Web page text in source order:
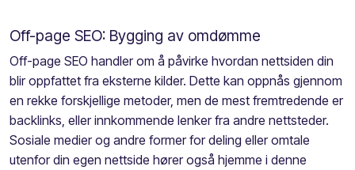
Off-page SEO: Bygging av omdømme
Off-page SEO handler om å påvirke hvordan nettsiden din
blir oppfattet fra eksterne kilder. Dette kan oppnås gjennom
en rekke forskjellige metoder, men de mest fremtredende er
backlinks, eller innkommende lenker fra andre nettsteder.
Sosiale medier og andre former for deling eller omtale
utenfor din egen nettside hører også hjemme i denne